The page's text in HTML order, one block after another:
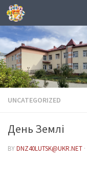
Skip to content
UNCATEGORIZED
День Землі
BYDNZ40LUTSK@UKR.NET ·